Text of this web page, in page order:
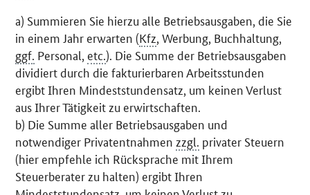
a) Summieren Sie hierzu alle Betriebsausgaben, die Sie
in einem Jahr erwarten (Kfz, Werbung, Buchhaltung,
ggf. Personal, etc.). Die Summe der Betriebsausgaben
dividiert durch die fakturierbaren Arbeitsstunden
ergibt Ihren Mindeststundensatz, um keinen Verlust
aus Ihrer Tätigkeit zu erwirtschaften.
b) Die Summe aller Betriebsausgaben und
notwendiger Privatentnahmen zzgl. privater Steuern
(hier empfehle ich Rücksprache mit Ihrem
Steuerberater zu halten) ergibt Ihren